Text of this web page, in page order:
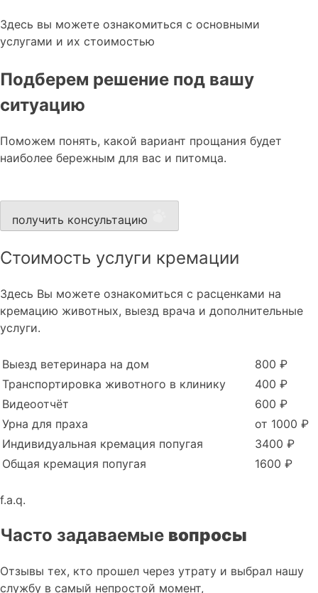
Здесь вы можете ознакомиться с основными
услугами и их стоимостью
Подберем решение под вашу
ситуацию
Поможем понять, какой вариант прощания будет
наиболее бережным для вас и питомца.
получить консультацию
Стоимость услуги кремации
Здесь Вы можете ознакомиться с расценками на
кремацию животных, выезд врача и дополнительные
услуги.
Выезд ветеринара на дом
800 ₽
Транспортировка животного в клинику
400 ₽
Видеоотчёт
600 ₽
Урна для праха
от 1000 ₽
Индивидуальная кремация попугая
3400 ₽
Общая кремация попугая
1600 ₽
f.a.q.
Часто задаваемые вопросы
Отзывы тех, кто прошел через утрату и выбрал нашу
службу в самый непростой момент,